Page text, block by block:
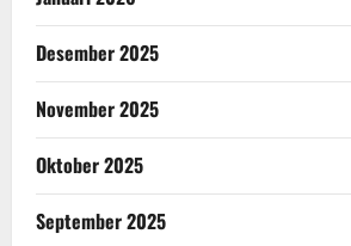
Desember 2025
November 2025
Oktober 2025
September 2025